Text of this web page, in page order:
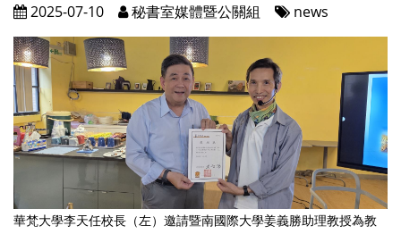
2025-07-10 秘書室媒體暨公關組 news
華梵大學李天任校長（左）邀請暨南國際大學姜義勝助理教授為教